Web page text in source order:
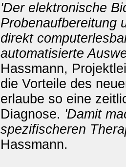
'Der elektronische
Probenaufbereitung
direkt
automatisierte
Hassmann,
die Vorteile des
erlaube so eine
Diagnose. 'Damit
spezifischeren
Hassmann.